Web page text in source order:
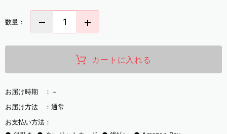
数量：
カートに入れる
お届け時期 ： －
お届け方法 ： 通常
お支払い方法：